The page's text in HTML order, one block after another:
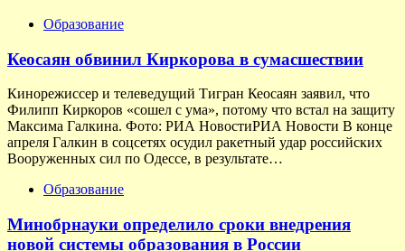
Образование
Кеосаян обвинил Киркорова в сумасшествии
Кинорежиссер и телеведущий Тигран Кеосаян заявил, что
Филипп Киркоров «сошел с ума», потому что встал на защиту
Максима Галкина. Фото: РИА НовостиРИА Новости В конце
апреля Галкин в соцсетях осудил ракетный удар российских
Вооруженных сил по Одессе, в результате…
Образование
Минобрнауки определило сроки внедрения
новой системы образования в России